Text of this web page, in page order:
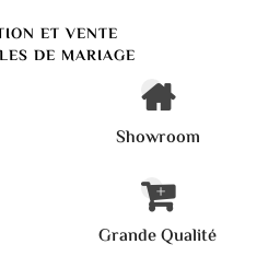
ET VENTE
DE MARIAGE
Showroom
Grande Qualité